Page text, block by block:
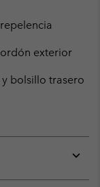
exterior
bolsillo trasero
or